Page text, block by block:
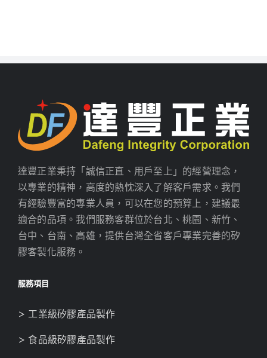
達豐正業秉持「誠信正直、用戶至上」的經營理念，
以專業的精神，高度的熱忱深入了解客戶需求。我們
有經驗豐富的專業人員，可以在您的預算上，建議最
適合的品項。我們服務客群位於台北、桃園、新竹、
台中、台南、高雄，提供台灣全省客戶專業完善的矽
膠客製化服務。
服務項目
> 工業級矽膠產品製作
> 食品級矽膠產品製作